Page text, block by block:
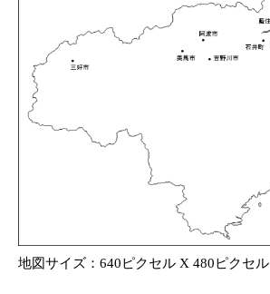
地図サイズ：640ピクセル X 480ピクセル